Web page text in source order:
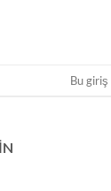
Bu giriş